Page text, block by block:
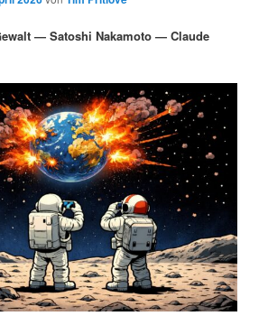
— Satoshi Nakamoto — Claude